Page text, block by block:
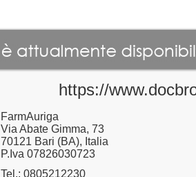
https://
FarmAuriga
Via Abate Gimma, 73
70121 Bari (BA), Italia
P.Iva 07826030723
Tel.: 0805212230